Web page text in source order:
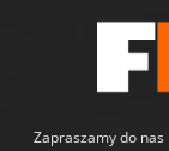
Zapraszamy do